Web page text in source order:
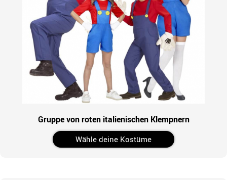
Gruppe von roten italienischen Klempnern
Wähle deine Kostüme